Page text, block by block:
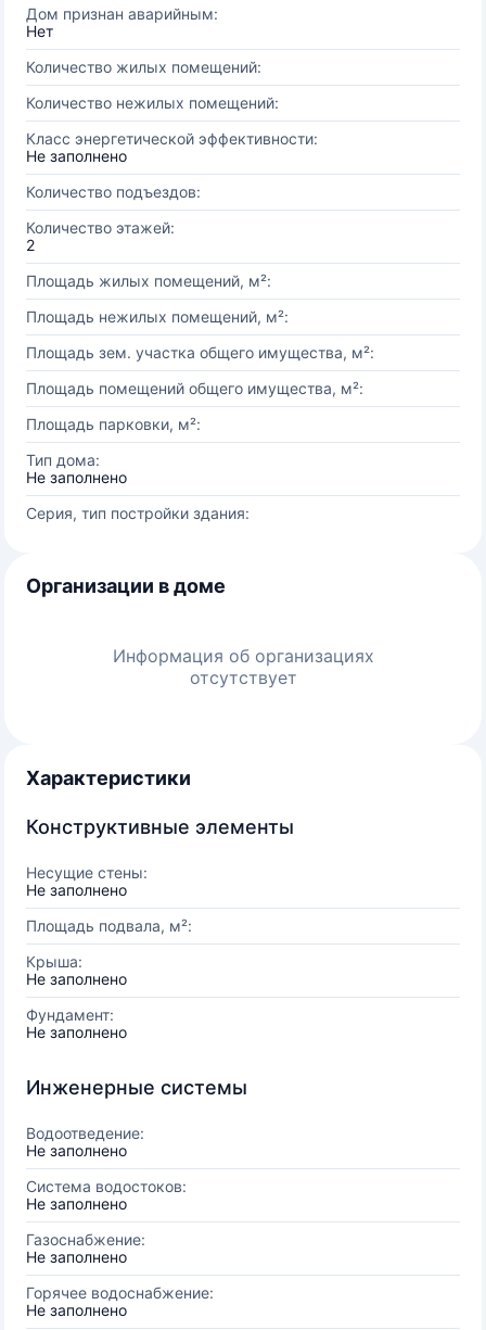
Дом признан аварийным:
Нет
Количество жилых помещений:
Количество нежилых помещений:
Класс энергетической эффективности:
Не заполнено
Количество подъездов:
Количество этажей:
2
Площадь жилых помещений, м²:
Площадь нежилых помещений, м²:
Площадь зем. участка общего имущества, м²:
Площадь помещений общего имущества, м²:
Площадь парковки, м²:
Тип дома:
Не заполнено
Серия, тип постройки здания:
Организации в доме
Информация об организациях
отсутствует
Характеристики
Конструктивные элементы
Несущие стены:
Не заполнено
Площадь подвала, м²:
Крыша:
Не заполнено
Фундамент:
Не заполнено
Инженерные системы
Водоотведение:
Не заполнено
Система водостоков:
Не заполнено
Газоснабжение:
Не заполнено
Горячее водоснабжение:
Не заполнено